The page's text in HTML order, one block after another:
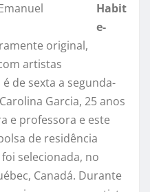
Habit
e-
original,
artistas
de sexta a segunda-
Garcia, 25 anos
e professora e este
de residência
selecionada, no
Canadá. Durante